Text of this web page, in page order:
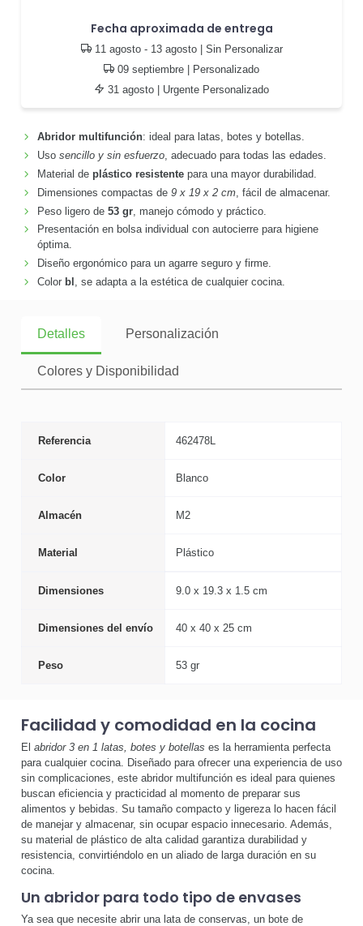
Fecha aproximada de entrega
11 agosto - 13 agosto| Sin Personalizar
09 septiembre | Personalizado
31 agosto | Urgente Personalizado
Abridor multifunción: ideal para latas, botes y botellas.
Uso sencillo y sin esfuerzo, adecuado para todas las edades.
Material de plástico resistentepara una mayor durabilidad.
Dimensiones compactas de 9 x 19 x 2 cm, fácil de almacenar.
Peso ligero de 53 gr, manejo cómodo y práctico.
Presentación en bolsa individual con autocierre para higiene
óptima.
Diseño ergonómico para un agarre seguro y firme.
Color bl , se adapta a la estética de cualquier cocina.
Detalles Personalización
Colores y Disponibilidad
Referencia 462478L
Color Blanco
Almacén M2
Material Plástico
Dimensiones 9.0 x 19.3 x 1.5 cm
Dimensiones del envío 40 x 40 x 25 cm
Peso 53 gr
Facilidad y comodidad en la cocina
El abridor 3 en 1 latas, botes y botellas es la herramienta perfecta
para cualquier cocina. Diseñado para ofrecer una experiencia de uso
sin complicaciones, este abridor multifunción es ideal para quienes
buscan eficiencia y practicidad al momento de preparar sus
alimentos y bebidas. Su tamaño compacto y ligereza lo hacen fácil
de manejar y almacenar, sin ocupar espacio innecesario. Además,
su material de plástico de alta calidad garantiza durabilidad y
resistencia, convirtiéndolo en un aliado de larga duración en su
cocina.
Un abridor para todo tipo de envases
Ya sea que necesite abrir una lata de conservas, un bote de